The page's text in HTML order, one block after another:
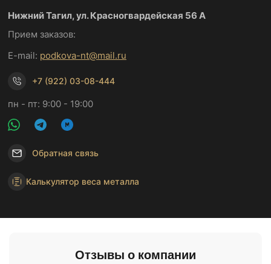
Нижний Тагил, ул. Красногвардейская 56 А
Прием заказов:
E-mail: podkova-nt@mail.ru
+7 (922) 03-08-444
пн - пт: 9:00 - 19:00
Обратная связь
Калькулятор веса металла
Отзывы о компании